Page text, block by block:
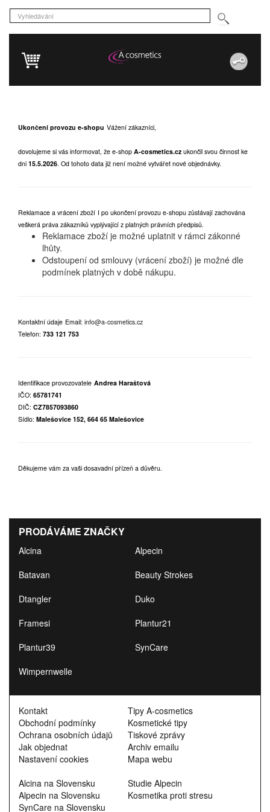
Ukončení provozu e-shopu Vážení zákazníci,
dovolujeme si vás informovat, že e-shop A-cosmetics.cz ukončil svou činnost ke
dni 15.5.2026. Od tohoto data již není možné vytvářet nové objednávky.
Reklamace a vrácení zboží I po ukončení provozu e-shopu zůstávají zachována
veškerá práva zákazníků vyplývající z platných právních předpisů.
Reklamace zboží je možné uplatnit v rámci zákonné
lhůty.
Odstoupení od smlouvy (vrácení zboží) je možné dle
podmínek platných v době nákupu.
Kontaktní údaje Email: info@a-cosmetics.cz
Telefon: 733 121 753
Identifikace provozovatele Andrea Haraštová
IČO: 65781741
DIČ: CZ7857093860
Sídlo: Malešovice 152, 664 65 Malešovice
Děkujeme vám za vaši dosavadní přízeň a důvěru.
PRODÁVÁME ZNAČKY
Alcina
Alpecin
Batavan
Beauty Strokes
Dtangler
Duko
Framesi
Plantur21
Plantur39
SynCare
Wimpernwelle
Kontakt
Obchodní podmínky
Ochrana osobních údajů
Jak objednat
Nastavení cookies
Alcina na Slovensku
Alpecin na Slovensku
SynCare na Slovensku
Tipy A-cosmetics
Kosmetické tipy
Tiskové zprávy
Archiv emailu
Mapa webu
Studie Alpecin
Kosmetika proti stresu